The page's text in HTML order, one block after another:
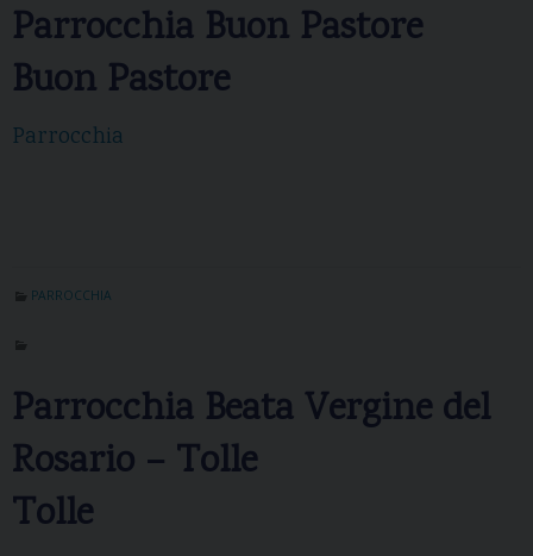
Parrocchia Buon Pastore
Buon Pastore
Parrocchia
PARROCCHIA
Parrocchia Beata Vergine del
Rosario – Tolle
Tolle